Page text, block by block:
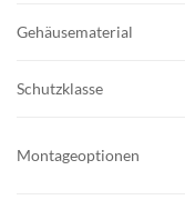
Gehäusematerial
Schutzklasse
Montageoptionen